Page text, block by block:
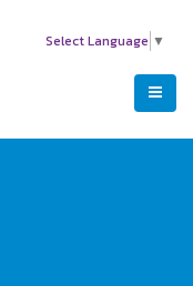
Select Language ▼